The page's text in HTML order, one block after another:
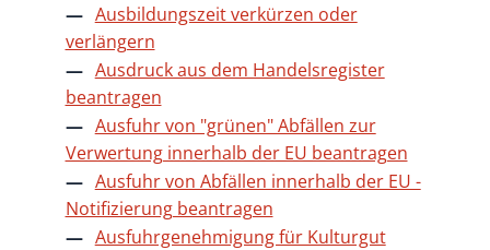
Ausbildungszeit verkürzen oder
verlängern
Ausdruck aus dem Handelsregister
beantragen
Ausfuhr von "grünen" Abfällen zur
Verwertung innerhalb der EU beantragen
Ausfuhr von Abfällen innerhalb der EU -
Notifizierung beantragen
Ausfuhrgenehmigung für Kulturgut